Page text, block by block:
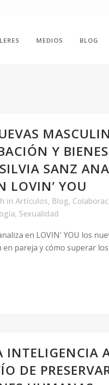
MEDIOS BLOG
Y
SANZ
LOVIN’ YOU
in Artículos, Blog,
, Sexualidad
en LOVIN' YOU los
en pareja y cómo superar
INTELIGENCIA
DE